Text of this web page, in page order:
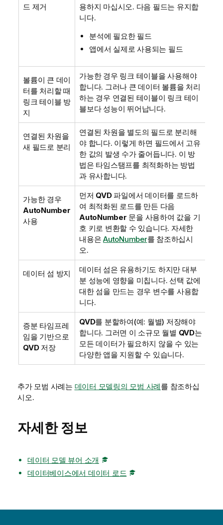
드 제거
용하지 마십시오. 다음 필드는 유지합
니다.
분석에 필요한 필드
앱에서 실제로 사용되는 필드
볼륨이 큰 데이
터를 처리할 때
링크 테이블 방
지
가능한 경우 링크 테이블을 사용해야
합니다. 그러나 큰 데이터 볼륨을 처리
하는 경우 연결된 테이블이 링크 테이
블보다 성능이 뛰어납니다.
연결된 차원을
새 필드로 분리
연결된 차원을 별도의 필드로 분리해
야 합니다. 이렇게 하면 필드에서 고유
한 값의 발생 수가 줄어듭니다. 이 방
법은 타임스탬프를 최적화하는 방법
과 유사합니다.
가능한 경우
AutoNumber
사용
먼저 QVD파일에서 데이터를 로드하
여 최적화된 로드를 만든 다음
AutoNumber 문을 사용하여 값을 기
호 키로 변환할 수 있습니다. 자세한
내용은 AutoNumber를 참조하십시
오.
데이터 섬 방지
데이터 섬은 유용하기도 하지만 대부
분 성능에 영향을 미칩니다. 선택 값에
대한 섬을 만드는 경우 변수를 사용합
니다.
증분 타임프레
임을 기반으로
QVD저장
QVD를 분할하여(예: 월별) 저장해야
합니다. 그러면 이 소규모 월별 QVD는
모든 데이터가 필요하지 않을 수 있는
다양한 앱을 지원할 수 있습니다.
추가 모범 사례는 데이터 모델링의 모범 사례를 참조하십
시오.
자세한 정보
데이터 모델 뷰어 소개
데이터베이스에서 데이터 로드